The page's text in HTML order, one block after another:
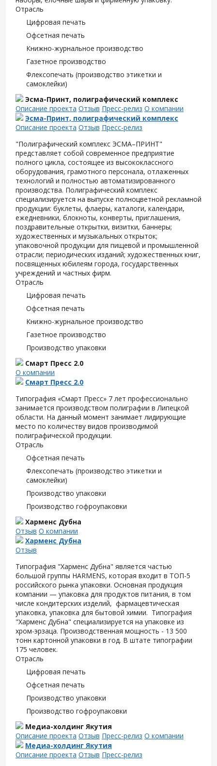
Отрасль
Цифровая печать
Офсетная печать
Книжно-журнальное производство
Газетное производство
Флексопечать (производство этикетки и
самоклейки)
Эсма-Принт, полиграфический комплекс
Описание проекта Отзыв Пресс-релиз О компании
Эсма-Принт, полиграфический комплекс
Описание проекта Отзыв Пресс-релиз
"Полиграфический комплекс ЭСМА–ПРИНТ"
представляет собой современное предприятие
полного цикла, состоящее из высококлассного
оборудования, грамотного персонала, отлаженных
технологий и полностью автоматизированного
производства. Полиграфический комплекс
специализируется на выпуске полноцветной рекламной
продукции: буклеты, флаеры, каталоги, календари,
ежедневники, блокноты, конверты, приглашения,
поздравительные открытки, визитки, баннеры;
художественных и музыкальных открыток;
упаковочной продукции для пищевой и промышленной
отрасли; периодических изданий; художественных книг,
посвященных юбилеям города, государственных
учреждений и частных фирм.
Отрасль
Цифровая печать
Офсетная печать
Книжно-журнальное производство
Газетное производство
Производство упаковки
Смарт Пресс 2.0
О компании
Смарт Пресс 2.0
Типография «Смарт Пресс» 7 лет профессионально
занимается производством полиграфии в Липецкой
области. На данный момент занимает лидирующие
место по количеству видов производимой
полиграфической продукции.
Отрасль
Офсетная печать
Флексопечать (производство этикетки и
самоклейки)
Производство упаковки
Производство гофроупаковки
Харменс Дубна
Отзыв О компании
Харменс Дубна
Отзыв
Типография "Харменс Дубна" является частью
большой группы HARMENS, которая входит в ТОП-5
российского рынка упаковки. Основная продукция
компании — упаковка для продуктов питания, в том
числе кондитерских изделий, фармацевтическая
упаковка, упаковка для бытовой химии. Типография
"Харменс Дубна" специализируется на упаковке из
хром-эрзаца. Производственная мощность - 13 500
тонн картонной упаковки в год. В штате типографии
175 человек.
Отрасль
Цифровая печать
Офсетная печать
Производство упаковки
Производство гофроупаковки
Медиа-холдинг Якутия
Описание проекта Отзыв Пресс-релиз О компании
Медиа-холдинг Якутия
Описание проекта Отзыв Пресс-релиз